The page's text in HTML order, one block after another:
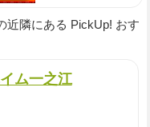
近隣にある PickUp! おす
ム一之江